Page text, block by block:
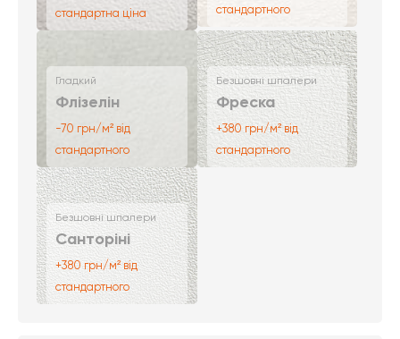
стандартна ціна стандартного
Гладкий
Флізелін
-70 грн/м² від
стандартного
Безшовні шпалери
Фреска
+380 грн/м² від
стандартного
Безшовні шпалери
Санторіні
+380 грн/м² від
стандартного